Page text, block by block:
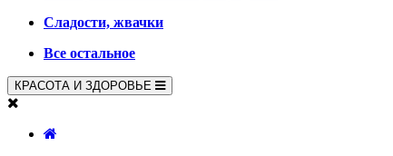
Сладости, жвачки
Все остальное
КРАСОТА И ЗДОРОВЬЕ